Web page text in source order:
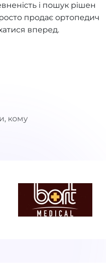
і пошук рішен
продає ортопедич
вперед.
кому